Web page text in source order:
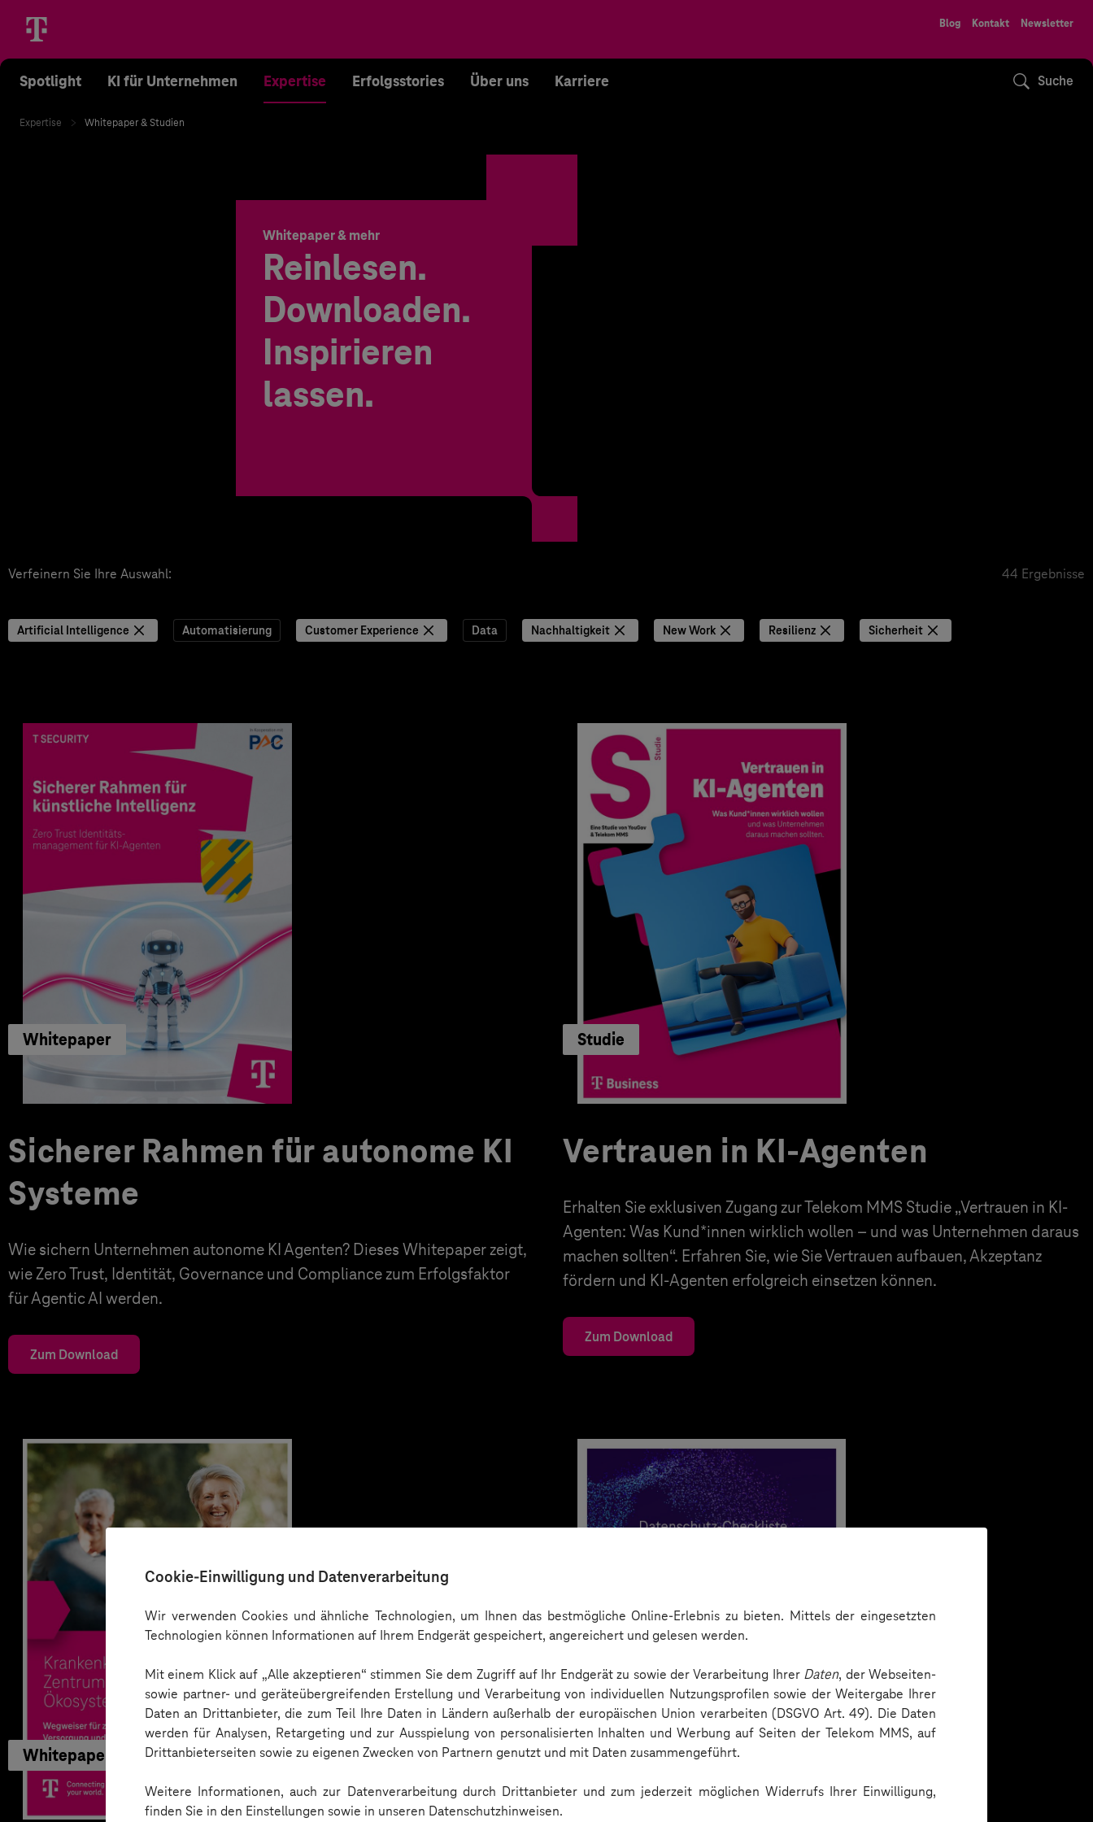
Cookie-Einwilligung und Datenverarbeitung
Wir verwenden Cookies und ähnliche Technologien, um Ihnen das bestmögliche Online-Erlebnis zu bieten. Mittels der eingesetzten
Technologien können Informationen auf Ihrem Endgerät gespeichert, angereichert und gelesen werden.
Mit einem Klick auf „Alle akzeptieren“ stimmen Sie dem Zugriff auf Ihr Endgerät zu sowie der Verarbeitung Ihrer Daten, der Webseiten-
sowie partner- und geräteübergreifenden Erstellung und Verarbeitung von individuellen Nutzungsprofilen sowie der Weitergabe Ihrer
Daten an Drittanbieter, die zum Teil Ihre Daten in Ländern außerhalb der europäischen Union verarbeiten (DSGVO Art. 49). Die Daten
werden für Analysen, Retargeting und zur Ausspielung von personalisierten Inhalten und Werbung auf Seiten der Telekom MMS, auf
Drittanbieterseiten sowie zu eigenen Zwecken von Partnern genutzt und mit Daten zusammengeführt.
Weitere Informationen, auch zur Datenverarbeitung durch Drittanbieter und zum jederzeit möglichen Widerrufs Ihrer Einwilligung,
finden Sie in den Einstellungen sowie in unseren Datenschutzhinweisen.
Blog Kontakt Newsletter
Spotlight KI für Unternehmen Expertise Erfolgsstories Über uns Karriere Suche
Expertise Whitepaper & Studien
Whitepaper & mehr
Reinlesen.
Downloaden.
Inspirieren
lassen.
Verfeinern Sie Ihre Auswahl: 44 Ergebnisse
Artificial Intelligence Automatisierung Customer Experience Data Nachhaltigkeit New Work Resilienz Sicherheit
Whitepaper
Sicherer Rahmen für autonome KI
Systeme
Wie sichern Unternehmen autonome KI Agenten? Dieses Whitepaper zeigt,
wie Zero Trust, Identität, Governance und Compliance zum Erfolgsfaktor
für Agentic AI werden.
Zum Download
Studie
Vertrauen in KI-Agenten
Erhalten Sie exklusiven Zugang zur Telekom MMS Studie „Vertrauen in KI-
Agenten: Was Kund*innen wirklich wollen – und was Unternehmen daraus
machen sollten“. Erfahren Sie, wie Sie Vertrauen aufbauen, Akzeptanz
fördern und KI-Agenten erfolgreich einsetzen können.
Zum Download
Whitepaper Checkliste